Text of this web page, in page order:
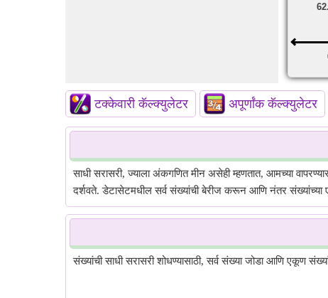
टक्केवारी कॅल्क्युलेटर अपूर्णांक कॅल्क्युलेटर
साधी सरासरी, ज्याला अंकगणित मीन असेही म्हणतात, आमच्या
दर्शवते. डेटासेटमधील सर्व संख्यांची बेरीज करून आणि नंतर संख्यांच्या
संख्यांची साधी सरासरी शोधण्यासाठी, सर्व संख्या जोडा आणि एकूण